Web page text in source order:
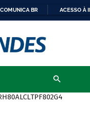
COMUNICA BR ACESSO À